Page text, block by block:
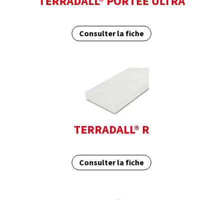
Consulter la fiche
TERRADALL® R
Consulter la fiche